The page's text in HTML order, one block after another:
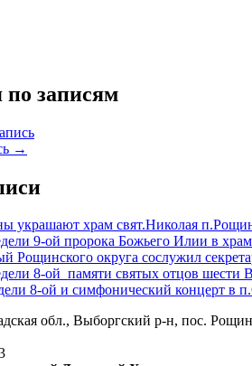
записям
→
украшают храм свят.Николая
9-ой пророка Божьего Илии в
Рощинского округа сослужил
8-ой памяти святых отцов шести
8-ой и симфонический концерт в
обл., Выборгский р-н, пос.